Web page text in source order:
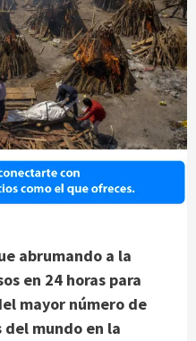
abrumando a la
en 24 horas para
mayor número de
mundo en la